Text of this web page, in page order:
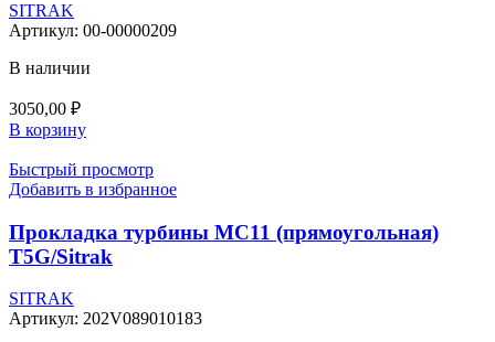
SITRAK
Артикул: 00-00000209
В наличии
3050,00 ₽
В корзину
Быстрый просмотр
Добавить в избранное
Прокладка турбины МС11 (прямоугольная)
T5G/Sitrak
SITRAK
Артикул: 202V089010183